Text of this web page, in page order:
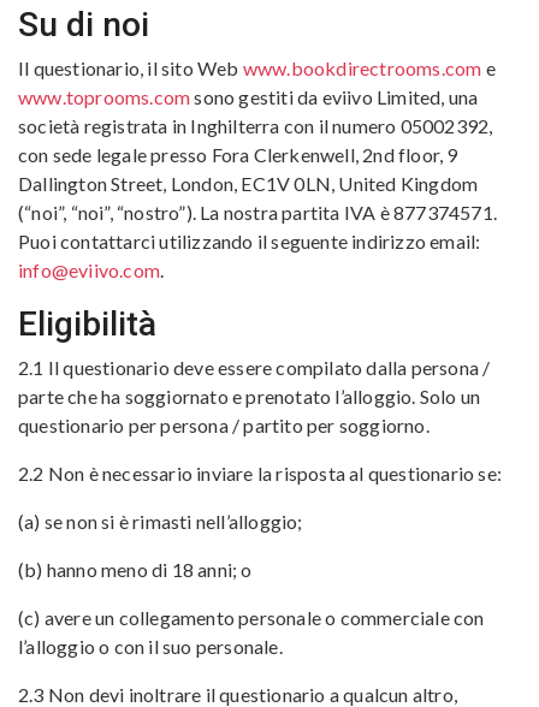
Su di noi
Il questionario, il sito Web www.bookdirectrooms.com e
www.toprooms.comsono gestiti da eviivo Limited, una
società registrata in Inghilterra con il numero 05002392,
con sede legale presso Fora Clerkenwell, 2nd floor, 9
Dallington Street, London, EC1V 0LN, United Kingdom
(“noi”, “noi”, “nostro”). La nostra partita IVA è 877374571.
Puoi contattarci utilizzando il seguente indirizzo email:
info@eviivo.com.
Eligibilità
2.1 Il questionario deve essere compilato dalla persona /
parte che ha soggiornato e prenotato l’alloggio. Solo un
questionario per persona / partito per soggiorno.
2.2 Non è necessario inviare la risposta al questionario se:
(a) se non si è rimasti nell’alloggio;
(b) hanno meno di 18 anni; o
(c) avere un collegamento personale o commerciale con
l’alloggio o con il suo personale.
2.3 Non devi inoltrare il questionario a qualcun altro,